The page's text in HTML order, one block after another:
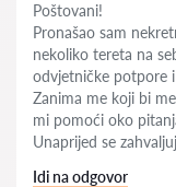
Poštovani!
Pronašao sam
nekoliko tereta na
odvjetničke potpore
Zanima me koji bi
mi pomoći oko
Unaprijed se
Idi na odgovor